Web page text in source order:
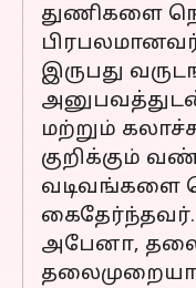
துணிகளை
இருபது
மற்றும்
குறிக்கும்
வடிவங்களை
கைதேர்ந்தவர்.
அபேனா,